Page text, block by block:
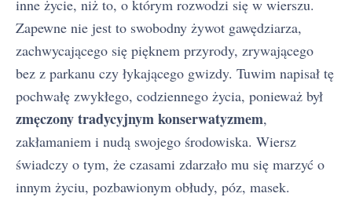
inne życie, niż to, o którym rozwodzi się w wierszu.
Zapewne nie jest to swobodny żywot gawędziarza,
zachwycającego się pięknem przyrody, zrywającego
bez z parkanu czy łykającego gwizdy. Tuwim napisał tę
pochwałę zwykłego, codziennego życia, ponieważ był
zmęczony tradycyjnym konserwatyzmem,
zakłamaniem i nudą swojego środowiska. Wiersz
świadczy o tym, że czasami zdarzało mu się marzyć o
innym życiu, pozbawionym obłudy, póz, masek.